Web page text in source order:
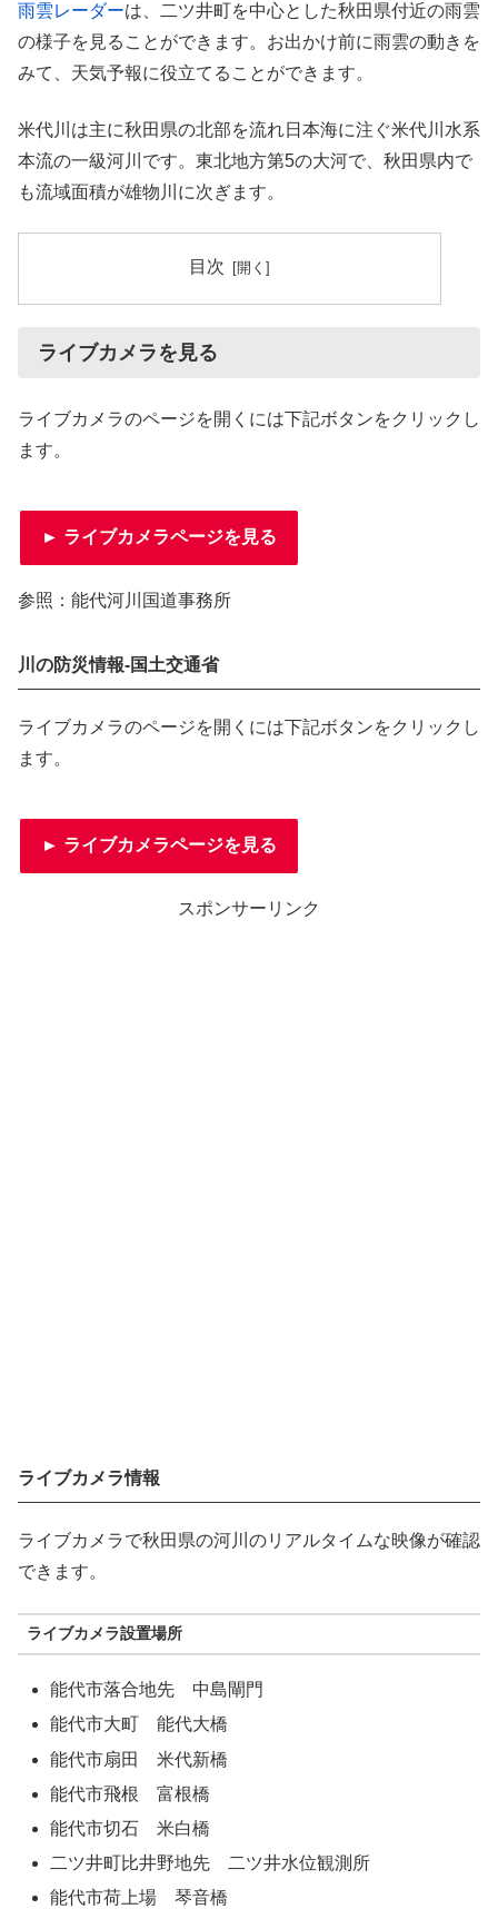
雨雲レーダーは、二ツ井町を中心とした秋田県付近の雨雲
の様子を見ることができます。お出かけ前に雨雲の動きを
みて、天気予報に役立てることができます。
米代川は主に秋田県の北部を流れ日本海に注ぐ米代川水系
本流の一級河川です。東北地方第5の大河で、秋田県内で
も流域面積が雄物川に次ぎます。
目次
ライブカメラを見る
ライブカメラのページを開くには下記ボタンをクリックし
ます。
► ライブカメラページを見る
参照：能代河川国道事務所
川の防災情報-国土交通省
ライブカメラのページを開くには下記ボタンをクリックし
ます。
► ライブカメラページを見る
スポンサーリンク
ライブカメラ情報
ライブカメラで秋田県の河川のリアルタイムな映像が確認
できます。
ライブカメラ設置場所
能代市落合地先 中島閘門
能代市大町 能代大橋
能代市扇田 米代新橋
能代市飛根 富根橋
能代市切石 米白橋
二ツ井町比井野地先 二ツ井水位観測所
能代市荷上場 琴音橋